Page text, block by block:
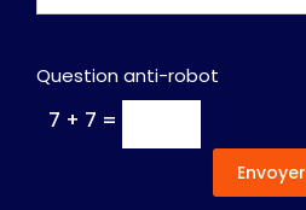
Question anti-robot
7 + 7 =
Envoyer